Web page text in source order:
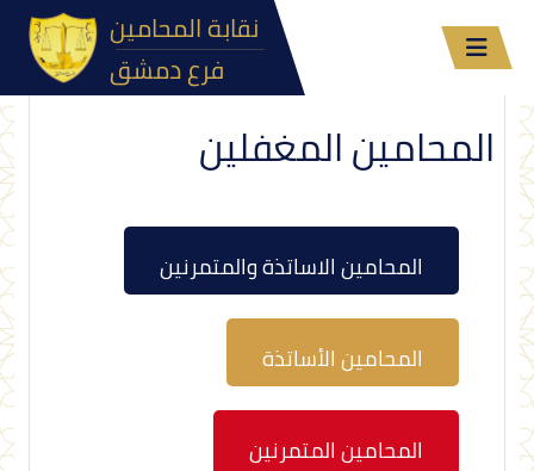
فرع دمشق
المحامين المغفلين
المحامين الاساتذة والمتمرنين
المحامين الأساتذة
المحامين المتمرنين